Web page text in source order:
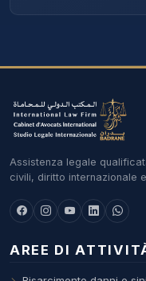
Assistenza legale
civili, diritto internazionale
AREE DI